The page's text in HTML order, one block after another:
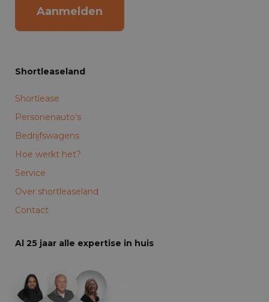
Aanmelden
Shortleaseland
Shortlease
Personenauto’s
Bedrijfswagens
Hoe werkt het?
Service
Over shortleaseland
Contact
Al 25 jaar alle expertise in huis